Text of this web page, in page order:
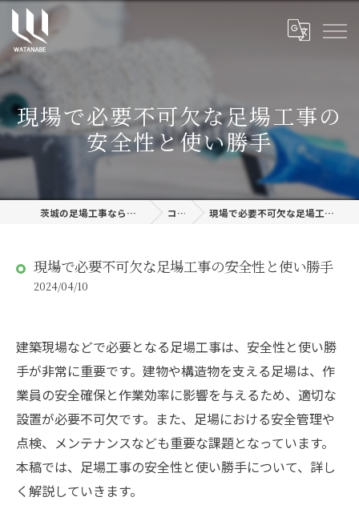
現場で必要不可欠な足場工事の
安全性と使い勝手
茨城の足場工事なら株式会社渡邊建設 コラム 現場で必要不可欠な足場工事の安全性と使い勝手
現場で必要不可欠な足場工事の安全性と使い勝手
2024/04/10
建築現場などで必要となる足場工事は、安全性と使い勝
手が非常に重要です。建物や構造物を支える足場は、作
業員の安全確保と作業効率に影響を与えるため、適切な
設置が必要不可欠です。また、足場における安全管理や
点検、メンテナンスなども重要な課題となっています。
本稿では、足場工事の安全性と使い勝手について、詳し
く解説していきます。